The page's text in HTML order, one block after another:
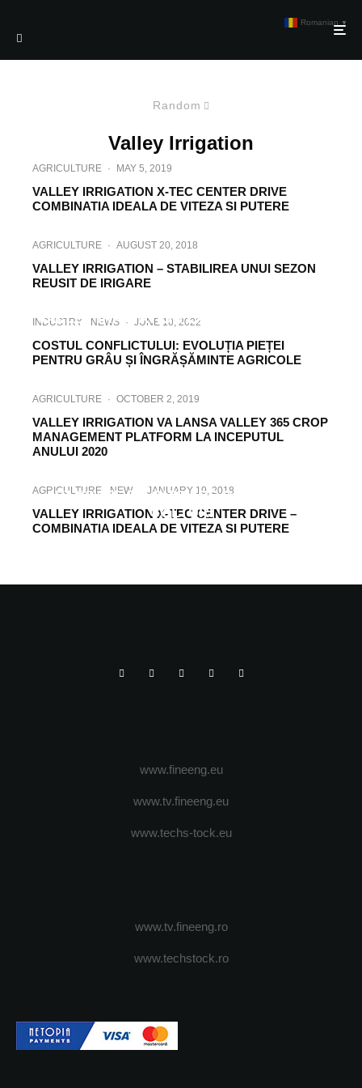
Random
Valley Irrigation
AGRICULTURE · MAY 5, 2019
VALLEY IRRIGATION X-TEC CENTER DRIVE
COMBINATIA IDEALA DE VITEZA SI PUTERE
AGRICULTURE · AUGUST 20, 2018
VALLEY IRRIGATION – STABILIREA UNUI SEZON
REUSIT DE IRIGARE
VALLEY IRRIGATION LANSEAZA VALLEY
INDUSTRY NEWS · JUNE 10, 2022
COSTUL CONFLICTULUI: EVOLUȚIA PIEȚEI
PENTRU GRÂU ȘI ÎNGRĂȘĂMINTE AGRICOLE
AGRICULTURE · OCTOBER 2, 2019
VALLEY IRRIGATION VA LANSA VALLEY 365 CROP
MANAGEMENT PLATFORM LA INCEPUTUL
ANULUI 2020
AVANSATE DE GHIDARE GPS PENTRU
COLTURI
AGRICULTURE NEW JANUARY 19, 2018
VALLEY IRRIGATION X-TEC CENTER DRIVE –
COMBINATIA IDEALA DE VITEZA SI PUTERE
www.fineeng.eu
www.tv.fineeng.eu
www.techs-tock.eu
www.tv.fineeng.ro
www.techstock.ro
Romanian ▼